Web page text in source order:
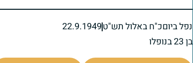
נפל ביוםכ"ח באלול תש"ט22.9.1949
בן 23 בנופלו